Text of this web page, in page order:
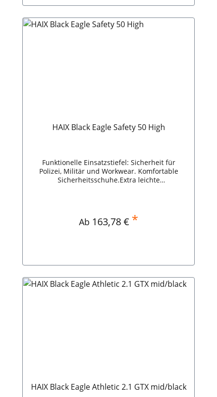
HAIX Black Eagle Safety 50 High
Funktionelle Einsatzstiefel: Sicherheit für
Polizei, Militär und Workwear. Komfortable
Sicherheitsschuhe.Extra leichte
breite Füße geeignet.Sicherheitsklasse: S3. HAIX
Black Eagle Safety 50 High
Regulärer Preis:
Ab 163,78 € *
HAIX Black Eagle Athletic 2.1 GTX mid/black